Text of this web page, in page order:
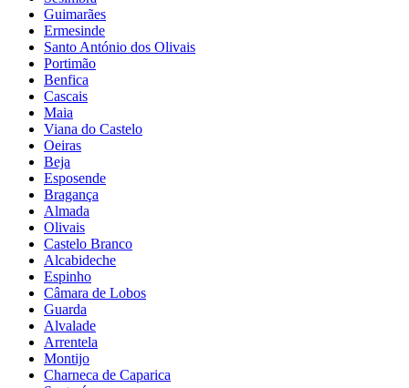
Guimarães
Ermesinde
Santo António dos Olivais
Portimão
Benfica
Cascais
Maia
Viana do Castelo
Oeiras
Beja
Esposende
Bragança
Almada
Olivais
Castelo Branco
Alcabideche
Espinho
Câmara de Lobos
Guarda
Alvalade
Arrentela
Montijo
Charneca de Caparica